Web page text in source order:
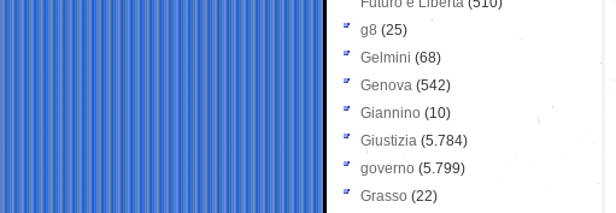
g8 (25)
Gelmini (68)
Genova (542)
Giannino (10)
Giustizia (5.784)
governo (5.799)
Grasso (22)